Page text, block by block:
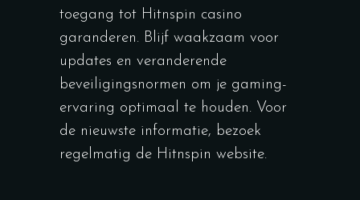
toegang tot Hitnspin casino
garanderen. Blijf waakzaam voor
updates en veranderende
beveiligingsnormen om je gaming-
ervaring optimaal te houden. Voor
de nieuwste informatie, bezoek
regelmatig de Hitnspin website.